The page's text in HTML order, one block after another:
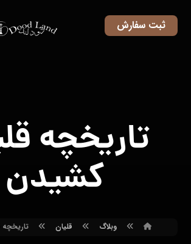
ثبت سفارش
تاریخچه
کشیدن
وبلاگ قلیان